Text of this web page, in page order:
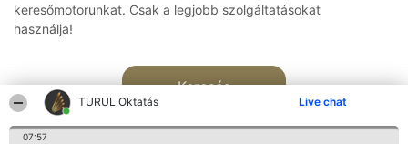
TURUL Oktatás Live chat
07:57
keresőmotorunkat. Csak a legjobb szolgáltatásokat
használja!
Keresés